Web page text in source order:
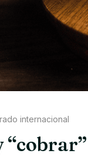
internacional